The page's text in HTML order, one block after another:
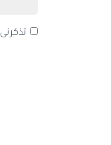
تذكرنى